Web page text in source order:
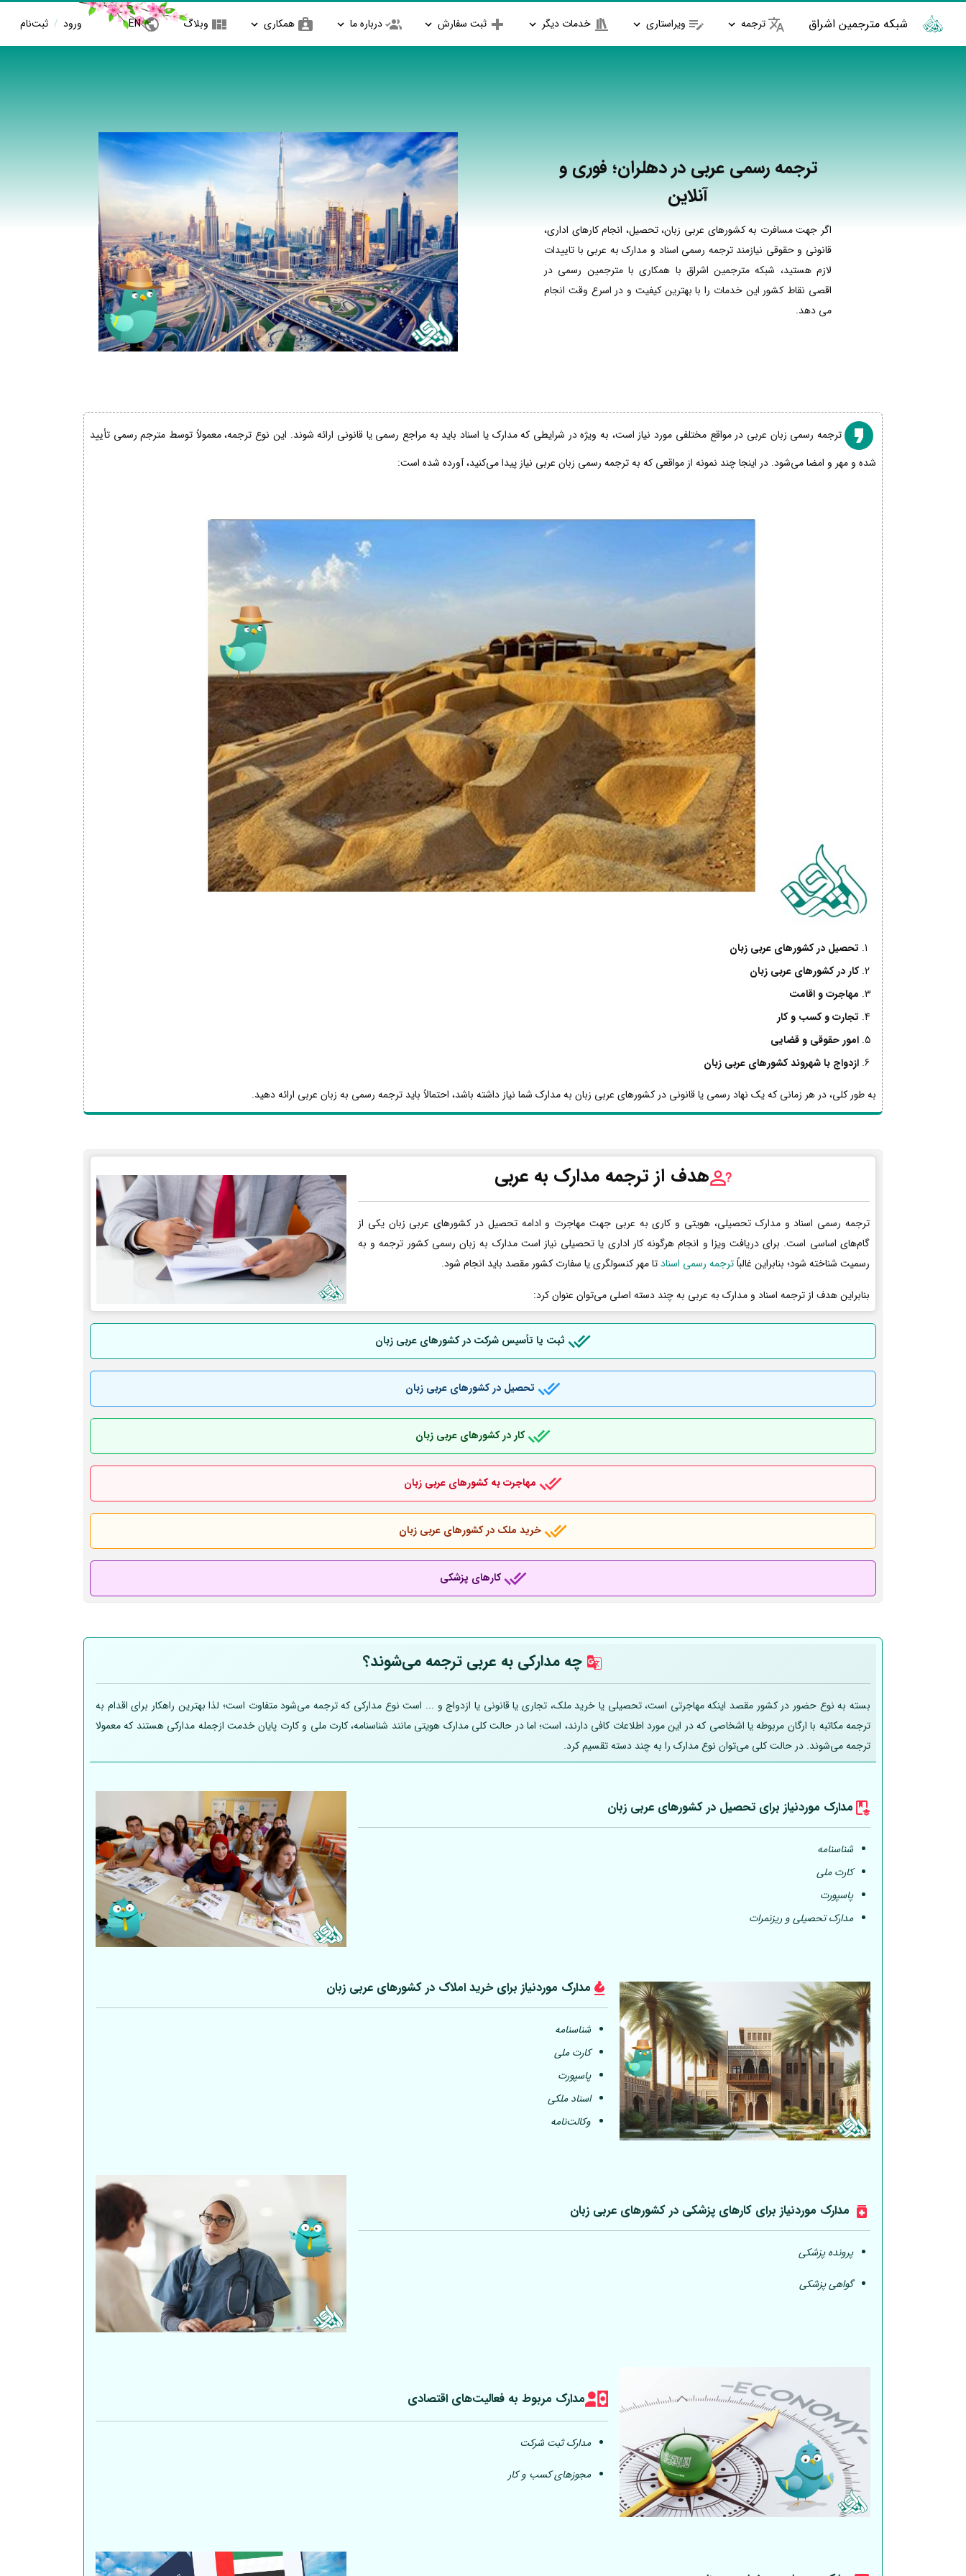
شبکه مترجمین اشراق ترجمه ویراستاری خدمات دیگر ثبت سفارش درباره ما همکاری وبلاگ EN ورود / ثبت‌نام
ترجمه رسمی عربی در دهلران؛ فوری و
آنلاین
اگر جهت مسافرت به کشورهای عربی زبان، تحصیل، انجام کارهای اداری،
قانونی و حقوقی نیازمند ترجمه رسمی اسناد و مدارک به عربی با تاییدات
لازم هستید، شبکه مترجمین اشراق با همکاری با مترجمین رسمی در
اقصی نقاط کشور این خدمات را با بهترین کیفیت و در اسرع وقت انجام
می دهد.
ترجمه رسمی زبان عربی در مواقع مختلفی مورد نیاز است، به ویژه در شرایطی که مدارک یا اسناد باید به مراجع رسمی یا قانونی ارائه شوند. این نوع ترجمه، معمولاً توسط مترجم رسمی تأیید
شده و مهر و امضا می‌شود. در اینجا چند نمونه از مواقعی که به ترجمه رسمی زبان عربی نیاز پیدا می‌کنید، آورده شده است:
تحصیل در کشورهای عربی زبان
کار در کشورهای عربی زبان
مهاجرت و اقامت
تجارت و کسب و کار
امور حقوقی و قضایی
ازدواج با شهروند کشورهای عربی زبان
به طور کلی، در هر زمانی که یک نهاد رسمی یا قانونی در کشورهای عربی زبان به مدارک شما نیاز داشته باشد، احتمالاً باید ترجمه رسمی به زبان عربی ارائه دهید.
هدف از ترجمه مدارک به عربی
ترجمه رسمی اسناد و مدارک تحصیلی، هویتی و کاری به عربی جهت مهاجرت و ادامه تحصیل در کشورهای عربی زبان یکی از
گام‌های اساسی است. برای دریافت ویزا و انجام هرگونه کار اداری یا تحصیلی نیاز است مدارک به زبان رسمی کشور ترجمه و به
رسمیت شناخته شود؛ بنابراین غالباًترجمه رسمی اسنادتا مهر کنسولگری یا سفارت کشور مقصد باید انجام شود.
بنابراین هدف از ترجمه اسناد و مدارک به عربی به چند دسته اصلی می‌توان عنوان کرد:
ثبت یا تأسیس شرکت در کشورهای عربی زبان
تحصیل در کشورهای عربی زبان
کار در کشورهای عربی زبان
مهاجرت به کشورهای عربی زبان
خرید ملک در کشورهای عربی زبان
کارهای پزشکی
چه مدارکی به عربی ترجمه می‌شوند؟
بسته به نوع حضور در کشور مقصد اینکه مهاجرتی است، تحصیلی یا خرید ملک، تجاری یا قانونی یا ازدواج و ... است نوع مدارکی که ترجمه می‌شود متفاوت است؛ لذا بهترین راهکار برای اقدام به
ترجمه مکاتبه با ارگان مربوطه یا اشخاصی که در این مورد اطلاعات کافی دارند، است؛ اما در حالت کلی مدارک هویتی مانند شناسنامه، کارت ملی و کارت پایان خدمت ازجمله مدارکی هستند که معمولا
ترجمه می‌شوند. در حالت کلی می‌توان نوع مدارک را به چند دسته تقسیم کرد.
مدارک موردنیاز برای تحصیل در کشورهای عربی زبان
شناسنامه
کارت ملی
پاسپورت
مدارک تحصیلی و ریزنمرات
مدارک موردنیاز برای خرید املاک در کشورهای عربی زبان
شناسنامه
کارت ملی
پاسپورت
اسناد ملکی
وکالت‌نامه
مدارک موردنیاز برای کارهای پزشکی در کشورهای عربی زبان
پرونده پزشکی
گواهی پزشکی
مدارک مربوط به فعالیت‎‌های اقتصادی
مدارک ثبت شرکت
مجوزهای کسب و کار